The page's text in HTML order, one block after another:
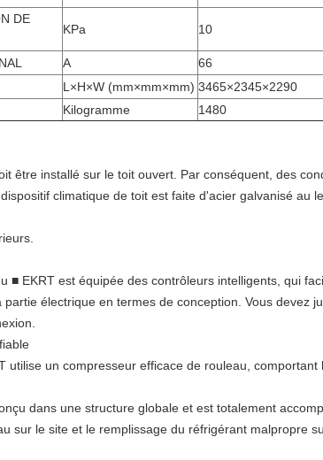
DE
KPa 10
A
66
L×H×W (mm×mm×mm) 3465×2345×2290
Kilogramme
1480
être installé sur le toit ouvert. Par conséquent, des
climatique de toit est faite d'acier galvanisé au
■ EKRT est équipée des contrôleurs intelligents, qui
électrique en termes de conception. Vous devez
utilise un compresseur efficace de rouleau,
dans une structure globale et est totalement
sur le site et le remplissage du réfrigérant malpropre